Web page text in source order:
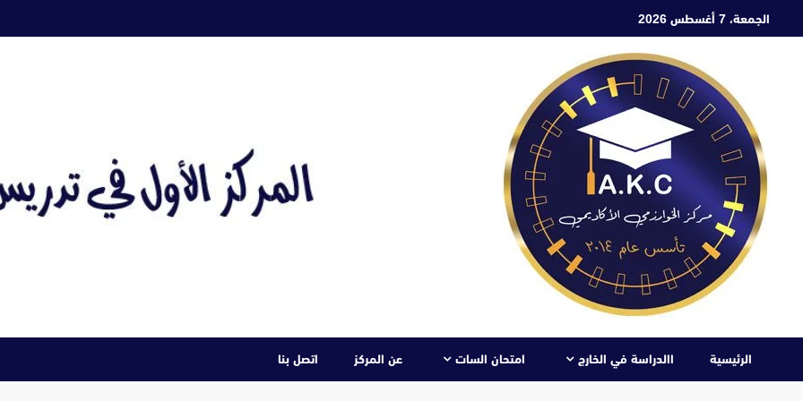
الجمعة، 7 أغسطس 2026
الرئيسية االدراسة في الخارج امتحان السات عن المركز اتصل بنا